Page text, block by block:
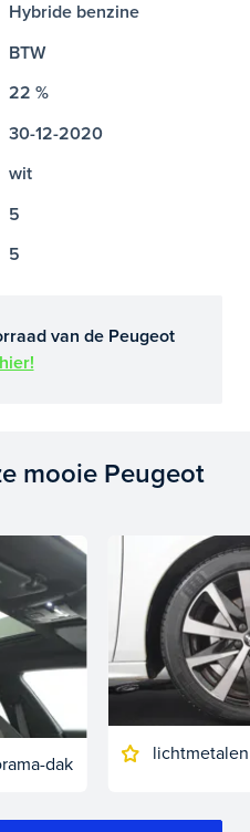
Hybride benzine
BTW
22 %
30-12-2020
wit
5
5
van de Peugeot
mooie Peugeot
dak